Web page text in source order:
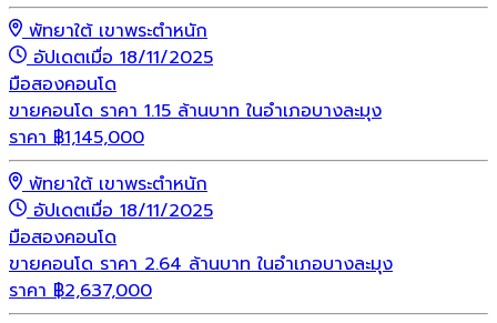
พัทยาใต้ เขาพระตำหนัก
อัปเดตเมื่อ 18/11/2025
มือสองคอนโด
ขายคอนโด ราคา 1.15 ล้านบาท ในอำเภอบางละมุง
ราคา ฿1,145,000
พัทยาใต้ เขาพระตำหนัก
อัปเดตเมื่อ 18/11/2025
มือสองคอนโด
ขายคอนโด ราคา 2.64 ล้านบาท ในอำเภอบางละมุง
ราคา ฿2,637,000